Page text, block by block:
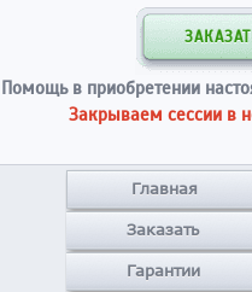
Помощь в приобретении
Закрываем сессии в
Главная
Заказать
Гарантии